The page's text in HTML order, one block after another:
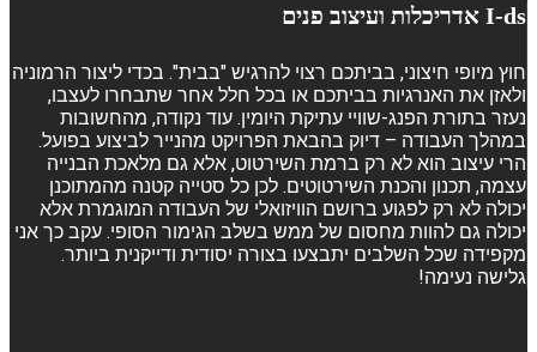
I-ds אדריכלות ועיצוב פנים
חוץ מיופי חיצוני, בביתכם רצוי להרגיש "בבית". בכדי ליצור הרמוניה
ולאזן את האנרגיות בביתכם או בכל חלל אחר שתבחרו לעצבו,
נעזר בתורת הפנג-שוויי עתיקת היומין. עוד נקודה, מהחשובות
במהלך העבודה – דיוק בהבאת הפרויקט מהנייר לביצוע בפועל.
הרי עיצוב הוא לא רק ברמת השירטוט, אלא גם מלאכת הבנייה
עצמה, תכנון והכנת השירטוטים. לכן כל סטייה קטנה מהמתוכנן
יכולה לא רק לפגוע ברושם הוויזואלי של העבודה המוגמרת אלא
יכולה גם להוות מחסום של ממש בשלב הגימור הסופי. עקב כך אני
מקפידה שכל השלבים יתבצעו בצורה יסודית ודייקנית ביותר.
גלישה נעימה!